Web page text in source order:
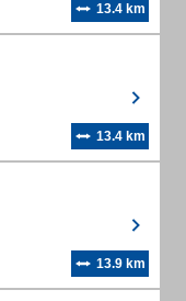
13.4 km
13.4 km
13.9 km